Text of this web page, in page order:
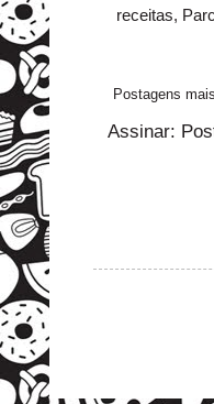
receitas,
Postagens
Assinar: